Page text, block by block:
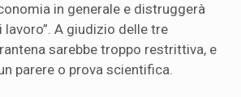
in generale e distruggerà
A giudizio delle tre
sarebbe troppo restrittiva, e
parere o prova scientifica.